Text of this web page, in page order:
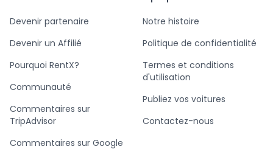
Devenir partenaire
Devenir un Affilié
Pourquoi RentX?
Communauté
Commentaires sur
TripAdvisor
Commentaires sur Google
Notre histoire
Politique de confidentialité
Termes et conditions
d'utilisation
Publiez vos voitures
Contactez-nous